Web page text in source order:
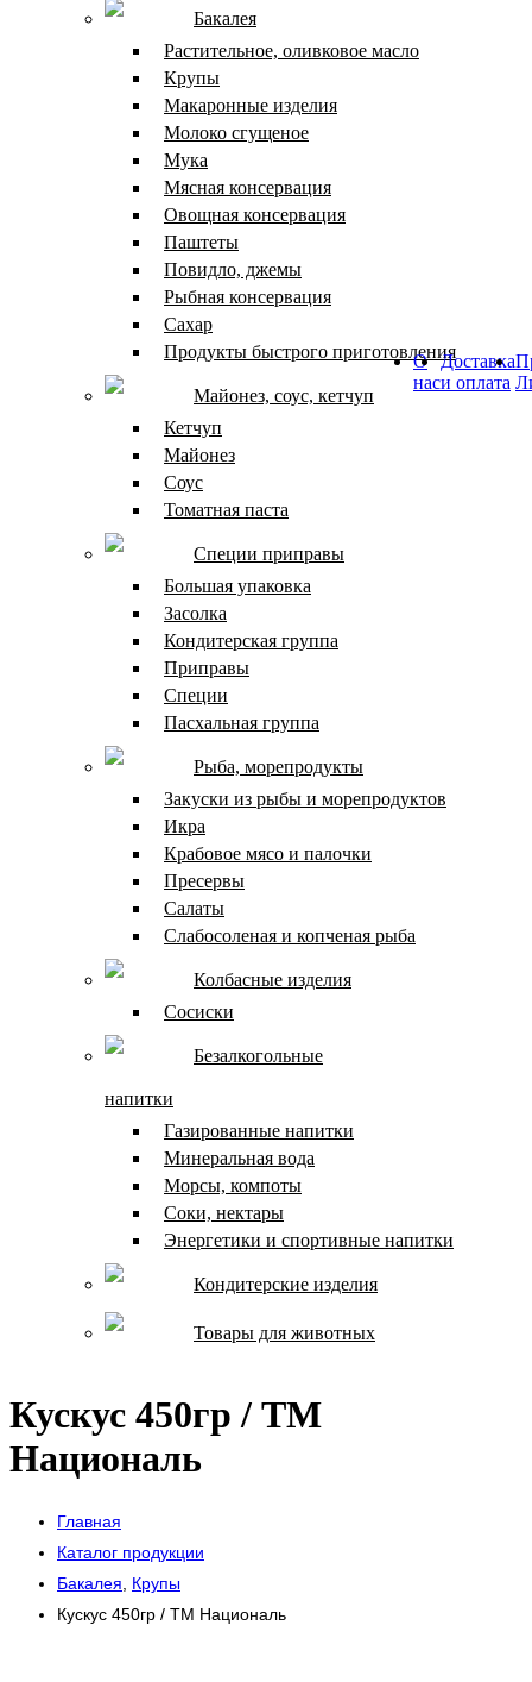
Бакалея
Растительное, оливковое масло
Крупы
Макаронные изделия
Молоко сгущеное
Мука
Мясная консервация
Овощная консервация
Паштеты
Повидло, джемы
Рыбная консервация
Сахар
Продукты быстрого приготовления
Майонез, соус, кетчуп
Кетчуп
Майонез
Соус
Томатная паста
Специи приправы
Большая упаковка
Засолка
Кондитерская группа
Приправы
Специи
Пасхальная группа
Рыба, морепродукты
Закуски из рыбы и морепродуктов
Икра
Крабовое мясо и палочки
Пресервы
Салаты
Слабосоленая и копченая рыба
Колбасные изделия
Сосиски
Безалкогольные
напитки
Газированные напитки
Минеральная вода
Морсы, компоты
Соки, нектары
Энергетики и спортивные напитки
Кондитерские изделия
Товары для животных
О
нас
Доставка
и оплата
Кускус 450гр / ТМ
Националь
Главная
Каталог продукции
Бакалея
Крупы
Кускус 450гр / ТМ Националь